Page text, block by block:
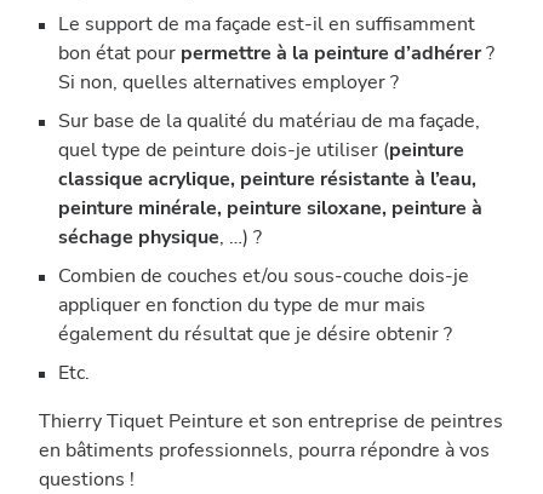
Le support de ma façade est-il en suffisamment
bon état pour permettre à la peinture d’adhérer?
Si non, quelles alternatives employer ?
Sur base de la qualité du matériau de ma façade,
quel type de peinture dois-je utiliser (peinture
classique acrylique, peinture résistante à l’eau,
peinture minérale, peinture siloxane, peinture à
séchage physique, …) ?
Combien de couches et/ou sous-couche dois-je
appliquer en fonction du type de mur mais
également du résultat que je désire obtenir ?
Etc.
Thierry Tiquet Peinture et son entreprise de peintres
en bâtiments professionnels, pourra répondre à vos
questions !